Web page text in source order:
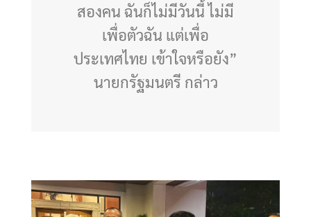
สองคน ฉันก็ไม่มีวันนี้ ไม่มี
เพื่อตัวฉัน แต่เพื่อ
ประเทศไทย เข้าใจหรือยัง”
นายกรัฐมนตรี กล่าว